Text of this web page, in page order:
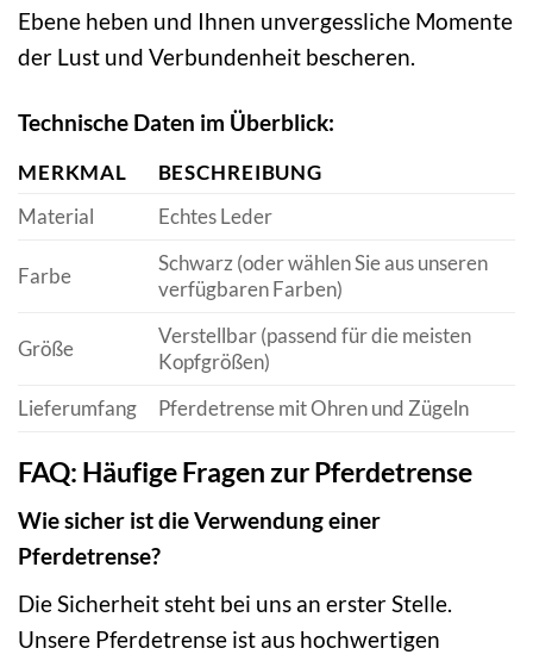
Ebene heben und Ihnen unvergessliche Momente
der Lust und Verbundenheit bescheren.
Technische Daten im Überblick:
MERKMAL
BESCHREIBUNG
Material
Echtes Leder
Farbe
Schwarz (oder wählen Sie aus unseren
verfügbaren Farben)
Größe
Verstellbar (passend für die meisten
Kopfgrößen)
Lieferumfang
Pferdetrense mit Ohren und Zügeln
FAQ: Häufige Fragen zur Pferdetrense
Wie sicher ist die Verwendung einer
Pferdetrense?
Die Sicherheit steht bei uns an erster Stelle.
Unsere Pferdetrense ist aus hochwertigen